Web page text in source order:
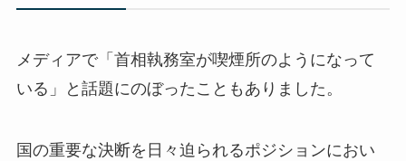
メディアで「首相執務室が喫煙所のようになって
いる」と話題にのぼったこともありました。
国の重要な決断を日々迫られるポジションにおい